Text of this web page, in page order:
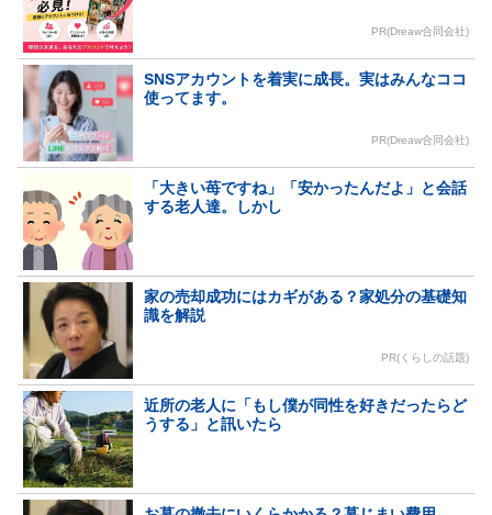
PR(Dreaw合同会社)
SNSアカウントを着実に成長。実はみんなココ
使ってます。
PR(Dreaw合同会社)
「大きい苺ですね」「安かったんだよ」と会話
する老人達。しかし
家の売却成功にはカギがある？家処分の基礎知
識を解説
PR(くらしの話題)
近所の老人に「もし僕が同性を好きだったらど
うする」と訊いたら